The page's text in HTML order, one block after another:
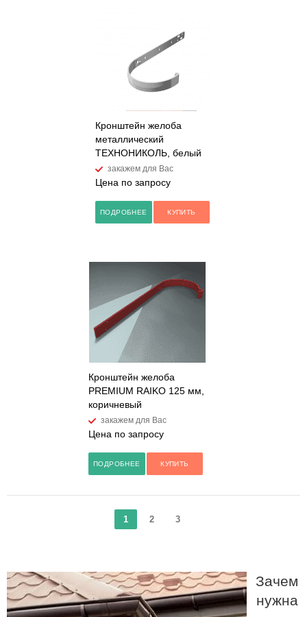
Кронштейн желоба
металлический
ТЕХНОНИКОЛЬ, белый
закажем для Вас
Цена по запросу
ПОДРОБНЕЕ КУПИТЬ
Кронштейн желоба
PREMIUM RAIKO 125 мм,
коричневый
закажем для Вас
Цена по запросу
ПОДРОБНЕЕ КУПИТЬ
1 2 3
Зачем
нужна